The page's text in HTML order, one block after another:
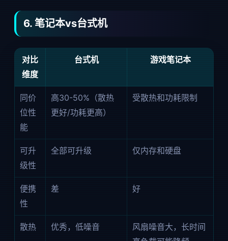
6. 笔记本vs台式机
对比
维度
台式机 游戏笔记本
同价
位性
能
高30-50%（散热
更好/功耗更高）
受散热和功耗限制
可升
级性
全部可升级 仅内存和硬盘
便携
性
差 好
散热 优秀，低噪音
风扇噪音大，长时间